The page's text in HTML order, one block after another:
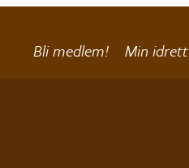
Bli medlem! Min idrett